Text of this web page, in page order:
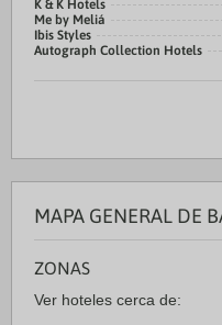
K & K Hotels
Me by Meliá
Ibis Styles
Autograph Collection Hotels
MAPA GENERAL DE
ZONAS
Ver hoteles cerca de: